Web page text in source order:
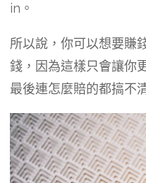
in。
所以說，你可以想要賺
錢，因為這樣只會讓你
最後連怎麼賠的都搞不